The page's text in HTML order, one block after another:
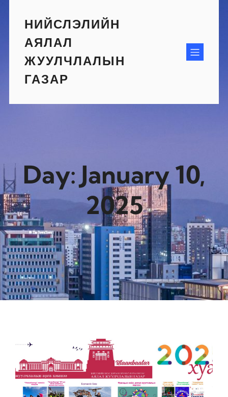
contentНИЙСЛЭЛИЙН
АЯЛАЛ
ЖУУЛЧЛАЛЫН
ГАЗАР
Day: January 10,
2025